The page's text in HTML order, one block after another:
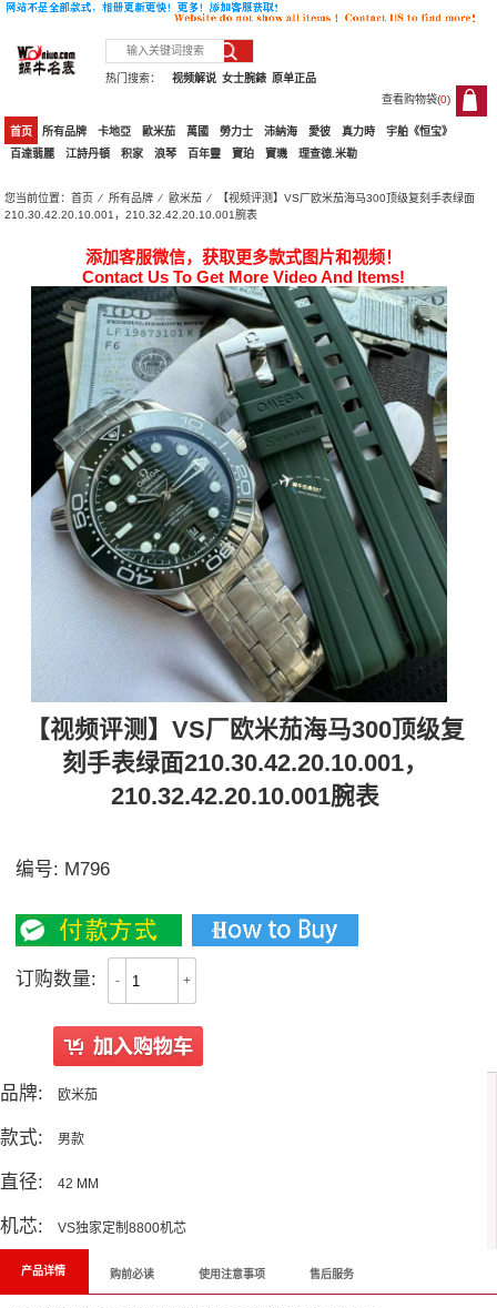
热门搜索： 原单正品
女士腕錶
视频解说
查看购物袋(0)
0
首页 所有品牌 卡地亞 歐米茄 萬國 勞力士 沛納海 愛彼 真力時
宇舶《恒宝》
百達翡麗
江詩丹頓 积家 浪琴 百年靈 寶珀 寶璣 理查德.米勒
您当前位置：首页 ⁄所有品牌 ⁄ 歐米茄 ⁄ 【视频评测】VS厂欧米茄海马300顶级复刻手表绿面
210.30.42.20.10.001，210.32.42.20.10.001腕表
添加客服微信，获取更多款式图片和视频！
Contact Us To Get More Video And Items!
【视频评测】VS厂欧米茄海马300顶级复
刻手表绿面210.30.42.20.10.001，
210.32.42.20.10.001腕表
编号: M796
订购数量: - +
品牌: 欧米茄
款式: 男款
直径: 42 MM
机芯: VS独家定制8800机芯
产品详情 购前必读 使用注意事项 售后服务